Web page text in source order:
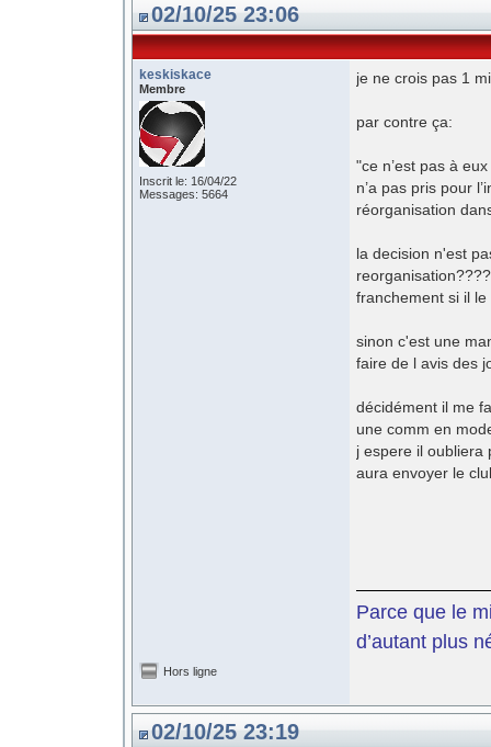
02/10/25 23:06
keskiskace
Membre
Inscrit le: 16/04/22
Messages: 5664
je ne crois pas 1
par contre ça:
"ce n’est pas à
n’a pas pris pour
réorganisation
la decision n'est
franchement si il
sinon c'est une
faire de l avis des
décidément il me
une comm en
j espere il oubliera
aura envoyer le
Parce que le
d’autant plus
Hors ligne
02/10/25 23:19